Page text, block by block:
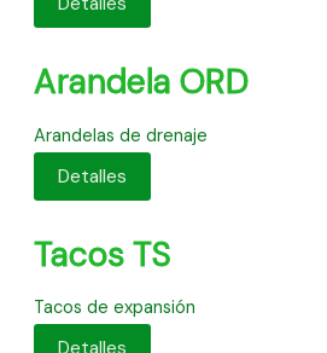
Arandela ORD
Arandelas de drenaje
Detalles
Tacos TS
Tacos de expansión